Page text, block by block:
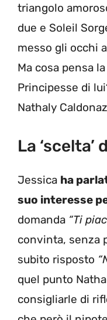
triangolo
due e Soleil
messo gli occhi
Ma cosa pensa
Principesse di
Nathaly
La ‘scelta’
Jessica ha
suo interesse
domanda “Ti
convinta, senza
subito risposto
quel punto
consigliarle di